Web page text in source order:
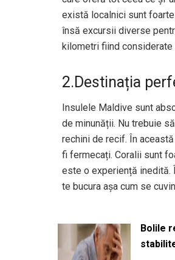
există localnici sunt
însă excursii diverse
kilometri fiind considerate
2.Destinația
Insulele Maldive sunt
de minunății. Nu trebuie
rechini de recif. În
fi fermecați. Coralii sunt
este o experiență inedită.
te bucura așa cum se
Bolile